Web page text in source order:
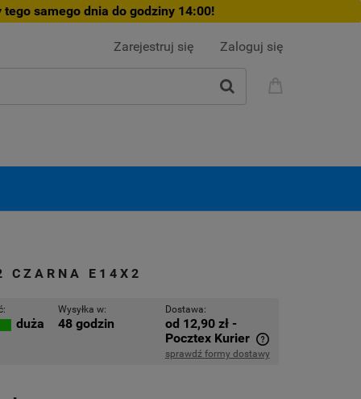
samego dnia do godziny 14:00!
Zarejestruj się Zaloguj się
CZARNA E14X2
duża
Wysyłka w:
48 godzin
Dostawa:
od 12,90 zł -
Pocztex Kurier
sprawdź formy dostawy